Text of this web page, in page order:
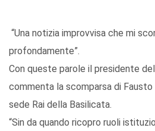
“Una notizia improvvisa che mi
profondamente”.
Con queste parole il presidente
commenta la scomparsa di
sede Rai della Basilicata.
“Sin da quando ricopro ruoli